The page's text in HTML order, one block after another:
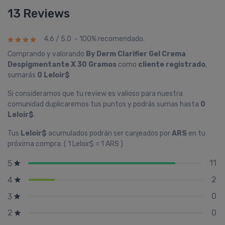
13 Reviews
4.6 / 5.0 - 100% recomendado.
Comprando y valorando By Derm Clarifier Gel Crema
Despigmentante X 30 Gramos como cliente registrado,
sumarás 0 Leloir$
Si consideramos que tu review es valioso para nuestra
comunidad duplicaremos tus puntos y podrás sumas hasta 0
Leloir$.
Tus Leloir$ acumulados podrán ser canjeados porARS en tu
próxima compra. ( 1 Leloir$ = 1 ARS )
5
11
4
2
3
0
2
0